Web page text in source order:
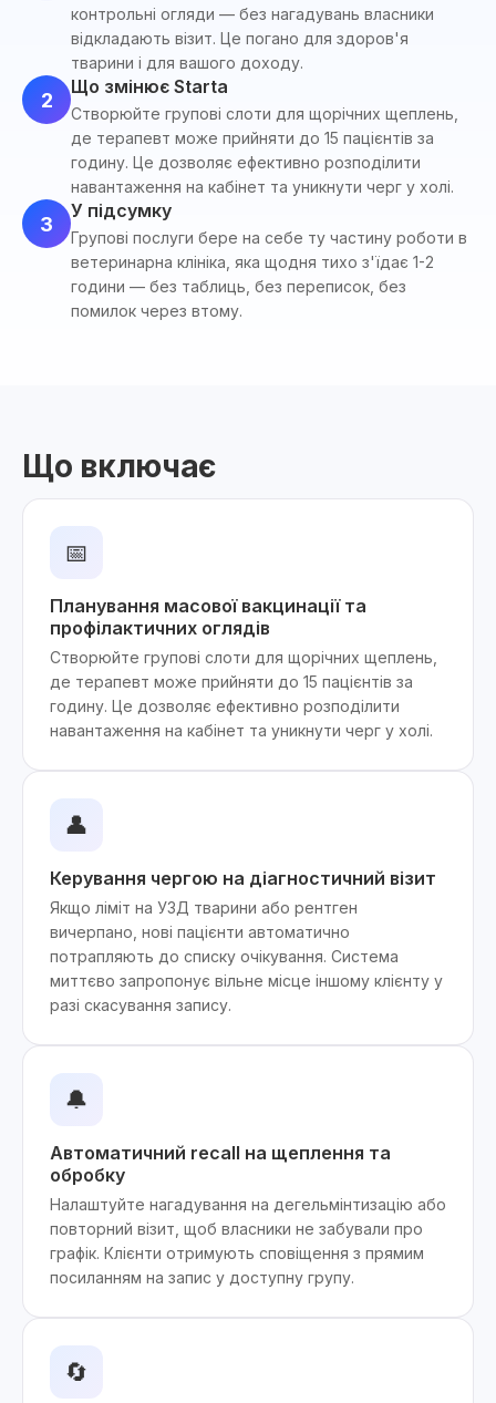
контрольні огляди — без нагадувань власники
відкладають візит. Це погано для здоров'я
тварини і для вашого доходу.
2
Що змінює Starta
Створюйте групові слоти для щорічних щеплень,
де терапевт може прийняти до 15 пацієнтів за
годину. Це дозволяє ефективно розподілити
навантаження на кабінет та уникнути черг у холі.
3
У підсумку
Групові послуги бере на себе ту частину роботи в
ветеринарна клініка, яка щодня тихо з'їдає 1-2
години — без таблиць, без переписок, без
помилок через втому.
Що включає
📅
Планування масової вакцинації та
профілактичних оглядів
Створюйте групові слоти для щорічних щеплень,
де терапевт може прийняти до 15 пацієнтів за
годину. Це дозволяє ефективно розподілити
навантаження на кабінет та уникнути черг у холі.
👤
Керування чергою на діагностичний візит
Якщо ліміт на УЗД тварини або рентген
вичерпано, нові пацієнти автоматично
потрапляють до списку очікування. Система
миттєво запропонує вільне місце іншому клієнту у
разі скасування запису.
🔔
Автоматичний recall на щеплення та
обробку
Налаштуйте нагадування на дегельмінтизацію або
повторний візит, щоб власники не забували про
графік. Клієнти отримують сповіщення з прямим
посиланням на запис у доступну групу.
🔄